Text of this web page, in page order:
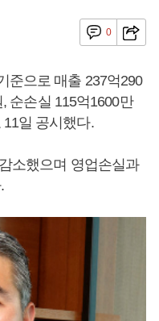
0
준으로 매출 237억290
순손실 115억1600만
일 공시했다.
소했으며 영업손실과